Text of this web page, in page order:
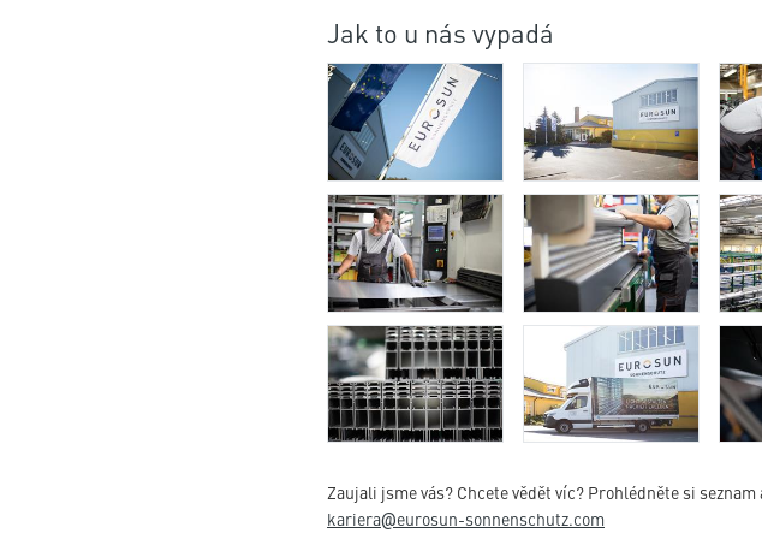
Jak to u nás vypadá
Zaujali jsme vás? Chcete vědět víc? Prohlédněte si
kariera@eurosun-sonnenschutz.com